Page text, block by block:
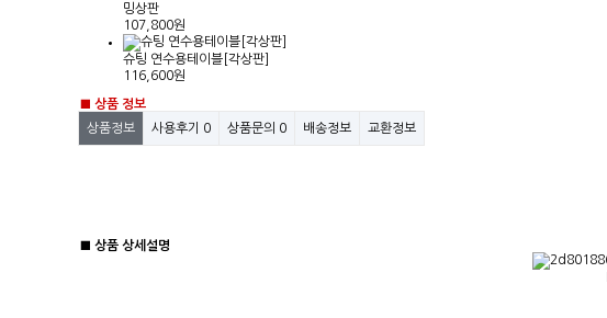
밍상판
107,800원
슈팅 연수용테이블[각상판]
116,600원
■ 상품 정보
상품정보
사용후기 0 상품문의 0 배송정보 교환정보
■ 상품 상세설명